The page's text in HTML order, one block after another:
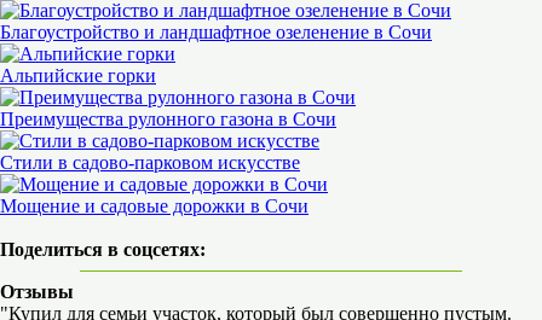
Благоустройство и ландшафтное озеленение в Сочи
Альпийские горки
Преимущества рулонного газона в Сочи
Стили в садово-парковом искусстве
Мощение и садовые дорожки в Сочи
Поделиться в соцсетях:
Отзывы
"Купил для семьи участок, который был совершенно пустым.